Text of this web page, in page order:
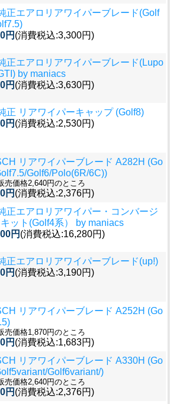
正エアロリアワイパーブレード(Golf
円 (消費税込:3,300円)
正エアロリアワイパーブレード(Lupo
by maniacs
円 (消費税込:3,630円)
正 リアワイパーキャップ (Golf8)
円 (消費税込:2,530円)
リアワイパーブレード A282H (Go
Golf6/Polo(6R/6C))
売価格2,640円のところ
円 (消費税込:2,376円)
正エアロリアワイパー・コンバージ
キット(Golf4系） by maniacs
円 (消費税込:16,280円)
正エアロリアワイパーブレード(up!)
円 (消費税込:3,190円)
リアワイパーブレード A252H (Go
売価格1,870円のところ
円 (消費税込:1,683円)
リアワイパーブレード A330H (Go
Golf6variant/)
売価格2,640円のところ
円 (消費税込:2,376円)